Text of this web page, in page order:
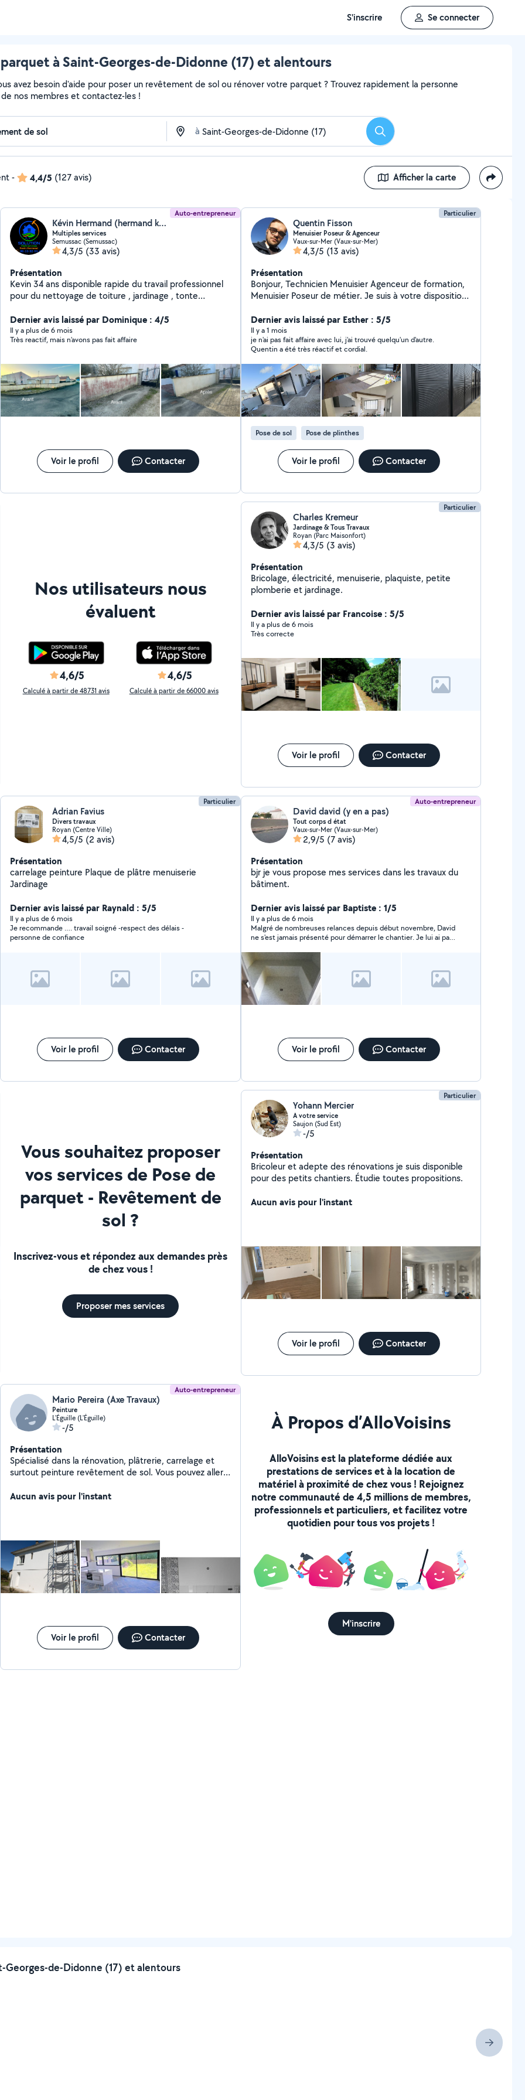
S'inscrire Se connecter
à Saint-Georges-de-Didonne (17) et alentours
avez besoin d'aide pour poser un revêtement de sol ou rénover votre parquet ? Trouvez rapidement la personne
de nos membres et contactez-les !
à Rechercher
- 4,4/5 (127 avis) Afficher la carte
Auto-entrepreneur
Kévin Hermand (hermand kevin)
Multiples services
Semussac (Semussac)
4,3/5 (33 avis)
Présentation
Kevin 34 ans disponible rapide du travail professionnel
pour du nettoyage de toiture , jardinage , tonte
déductible. 50 % d'impôts vous avez des arbres à
tailler si vous avez des massifs, je broie les branches
pour vous faire du paillage avec des copeaux
Dernier avis laissé par Dominique : 4/5
Il y a plus de 6 mois
Très reactif, mais n’avons pas fait affaire
Voir le profil Contacter
Particulier
Quentin Fisson
Menuisier Poseur & Agenceur
Vaux-sur-Mer (Vaux-sur-Mer)
4,3/5 (13 avis)
Présentation
Bonjour, Technicien Menuisier Agenceur de formation,
Menuisier Poseur de métier. Je suis à votre disposition
rénovation et amélioration de DPE. Mes compétences:
-Montage d'ossature et plaque de plâtre -Pose de
portes et fenêtres - Ré/agencement de cuisine -Pose
de volets roulants/battants motorisé -Conception et
pose de pergola -Création/rénovation de terrasse -
Ossature bois -Charpente -Renovation/ montage de
meuble -Déménagement
Dernier avis laissé par Esther : 5/5
Il y a 1 mois
je n'ai pas fait affaire avec lui, j’ai trouvé quelqu'un d'autre.
Quentin a été très réactif et cordial.
Pose de sol Pose de plinthes
Voir le profil Contacter
Nos utilisateurs nous
évaluent
4,6/5
Calculé à partir de 48731 avis
4,6/5
Calculé à partir de 66000 avis
Particulier
Charles Kremeur
Jardinage & Tous Travaux
Royan (Parc Maisonfort)
4,3/5 (3 avis)
Présentation
Bricolage, électricité, menuiserie, plaquiste, petite
plomberie et jardinage.
Dernier avis laissé par Francoise : 5/5
Il y a plus de 6 mois
Très correcte
Voir le profil Contacter
Particulier
Adrian Favius
Divers travaux
Royan (Centre Ville)
4,5/5 (2 avis)
Présentation
carrelage peinture Plaque de plâtre menuiserie
Jardinage
Dernier avis laissé par Raynald : 5/5
Il y a plus de 6 mois
Je recommande …. travail soigné -respect des délais -
personne de confiance
Voir le profil Contacter
Auto-entrepreneur
David david (y en a pas)
Tout corps d état
Vaux-sur-Mer (Vaux-sur-Mer)
2,9/5 (7 avis)
Présentation
bjr je vous propose mes services dans les travaux du
bâtiment.
Dernier avis laissé par Baptiste : 1/5
Il y a plus de 6 mois
Malgré de nombreuses relances depuis début novembre, David
ne s'est jamais présenté pour démarrer le chantier. Je lui ai par
fournitures. Je reste sans nouvelles depuis le 2 décembre et
me demande si je reverrai un jour mon argent.
Voir le profil Contacter
Vous souhaitez proposer
vos services de Pose de
parquet - Revêtement de
sol ?
Inscrivez-vous et répondez aux demandes près
de chez vous !
Proposer mes services
Particulier
Yohann Mercier
A votre service
Saujon (Sud Est)
-/5
Présentation
Bricoleur et adepte des rénovations je suis disponible
pour des petits chantiers. Étudie toutes propositions.
Aucun avis pour l'instant
Voir le profil Contacter
Auto-entrepreneur
Mario Pereira (Axe Travaux)
Peinture
L'Éguille (L'Éguille)
-/5
Présentation
Spécialisé dans la rénovation, plâtrerie, carrelage et
surtout peinture revêtement de sol. Vous pouvez aller
Aucun avis pour l'instant
Voir le profil Contacter
À Propos d’AlloVoisins
AlloVoisins est la plateforme dédiée aux
prestations de services et à la location de
matériel à proximité de chez vous ! Rejoignez
notre communauté de 4,5 millions de membres,
professionnels et particuliers, et facilitez votre
quotidien pour tous vos projets !
M'inscrire
Georges-de-Didonne (17) et alentours